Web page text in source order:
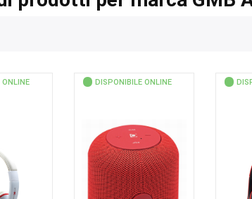
DISPONIBILE ONLINE